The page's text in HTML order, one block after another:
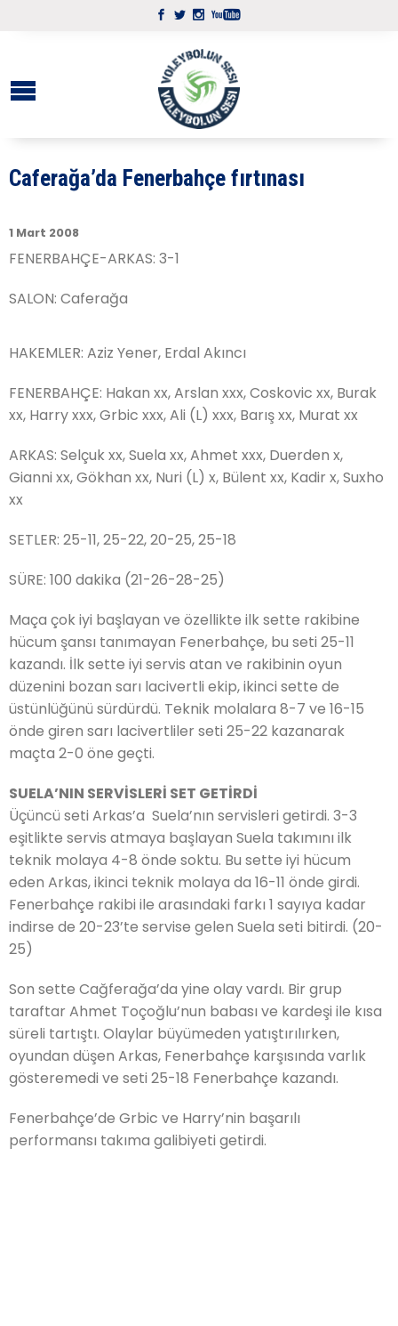
Caferağa’da Fenerbahçe fırtınası
1 Mart 2008
FENERBAHÇE-ARKAS: 3-1
SALON: Caferağa
HAKEMLER: Aziz Yener, Erdal Akıncı
FENERBAHÇE: Hakan xx, Arslan xxx, Coskovic xx, Burak
xx, Harry xxx, Grbic xxx, Ali (L) xxx, Barış xx, Murat xx
ARKAS: Selçuk xx, Suela xx, Ahmet xxx, Duerden x,
Gianni xx, Gökhan xx, Nuri (L) x, Bülent xx, Kadir x, Suxho
xx
SETLER: 25-11, 25-22, 20-25, 25-18
SÜRE: 100 dakika (21-26-28-25)
Maça çok iyi başlayan ve özellikte ilk sette rakibine
hücum şansı tanımayan Fenerbahçe, bu seti 25-11
kazandı. İlk sette iyi servis atan ve rakibinin oyun
düzenini bozan sarı lacivertli ekip, ikinci sette de
üstünlüğünü sürdürdü. Teknik molalara 8-7 ve 16-15
önde giren sarı lacivertliler seti 25-22 kazanarak
maçta 2-0 öne geçti.
SUELA’NIN SERVİSLERİ SET GETİRDİ
Üçüncü seti Arkas’a Suela’nın servisleri getirdi. 3-3
eşitlikte servis atmaya başlayan Suela takımını ilk
teknik molaya 4-8 önde soktu. Bu sette iyi hücum
eden Arkas, ikinci teknik molaya da 16-11 önde girdi.
Fenerbahçe rakibi ile arasındaki farkı 1 sayıya kadar
indirse de 20-23’te servise gelen Suela seti bitirdi. (20-
25)
Son sette Cağferağa’da yine olay vardı. Bir grup
taraftar Ahmet Toçoğlu’nun babası ve kardeşi ile kısa
süreli tartıştı. Olaylar büyümeden yatıştırılırken,
oyundan düşen Arkas, Fenerbahçe karşısında varlık
gösteremedi ve seti 25-18 Fenerbahçe kazandı.
Fenerbahçe’de Grbic ve Harry’nin başarılı
performansı takıma galibiyeti getirdi.